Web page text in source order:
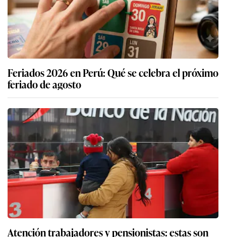
Feriados 2026 en Perú: Qué se celebra el próximo
feriado de agosto
Atención trabajadores y pensionistas: estas son